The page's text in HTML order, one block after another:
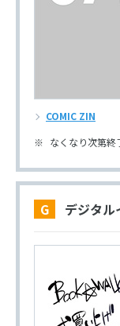
COMIC ZIN
なくなり次第終
G デジタ